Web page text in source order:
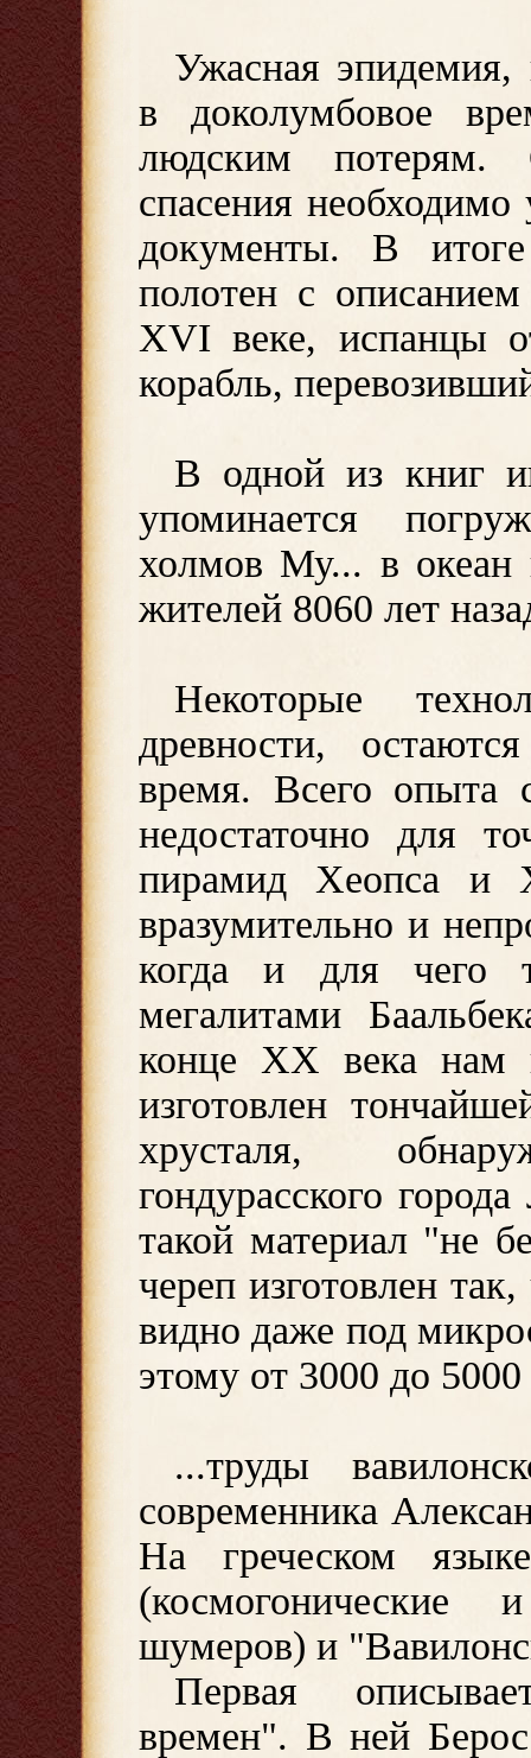
Ужасная
в доколумбовое
людским потерям.
спасения
документы. В
полотен с
XVI веке, испанцы
корабль,
В одной из книг
упоминается
холмов Му... в океан
жителей 8060 лет
Некоторые
древности,
время. Всего опыта
недостаточно для
пирамид Хеопса и
вразумительно и
когда и для чего
мегалитами
конце XX века нам
изготовлен
хрусталя,
гондурасского
такой материал "не
череп изготовлен
видно даже под
этому от 3000 до 5000
...труды
современника
На греческом
(космогонические
шумеров) и
Первая
времен". В ней Берос